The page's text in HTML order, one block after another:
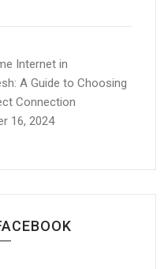
Internet in
A Guide to Choosing
Connection
16, 2024